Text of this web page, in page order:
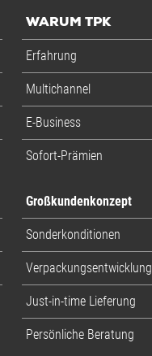
WARUM TPK
Erfahrung
Multichannel
E-Business
Sofort-Prämien
Großkundenkonzept
Sonderkonditionen
Verpackungsentwicklung
Just-in-time Lieferung
Persönliche Beratung